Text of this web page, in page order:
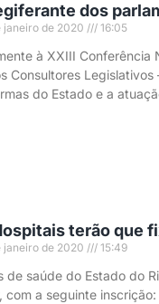
dos
de 2020 16:05
à XXIII Conferência
Consultores
do Estado e a
terão que
de 2020 15:49
de saúde do Estado do
com a seguinte